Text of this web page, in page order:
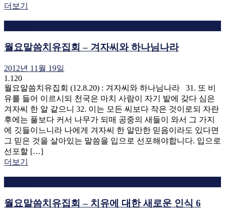
더보기
월요말씀치유집회 – 겨자씨와 하나님나라
2012년 11월 19일
1.120
월요말씀치유집회 (12.8.20) : 겨자씨와 하나님나라 31. 또 비
유를 들어 이르시되 천국은 마치 사람이 자기 밭에 갖다 심은
겨자씨 한 알 같으니 32. 이는 모든 씨보다 작은 것이로되 자란
후에는 풀보다 커서 나무가 되매 공중의 새들이 와서 그 가지
에 깃들이느니라 나에게 겨자씨 한 알만한 믿음이라도 있다면
그 믿은 것을 살아있는 말씀을 입으로 선포해야합니다. 입으로
선포할 […]
더보기
월요말씀치유집회 – 치유에 대한 새로운 인식 6